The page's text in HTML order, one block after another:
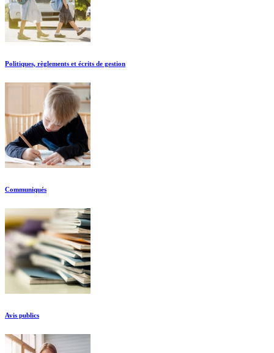
Politiques, règlements et écrits de gestion
Communiqués
Avis publics